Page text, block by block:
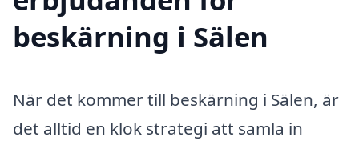
beskärning i Sälen
När det kommer till beskärning i Sälen, är
det alltid en klok strategi att samla in